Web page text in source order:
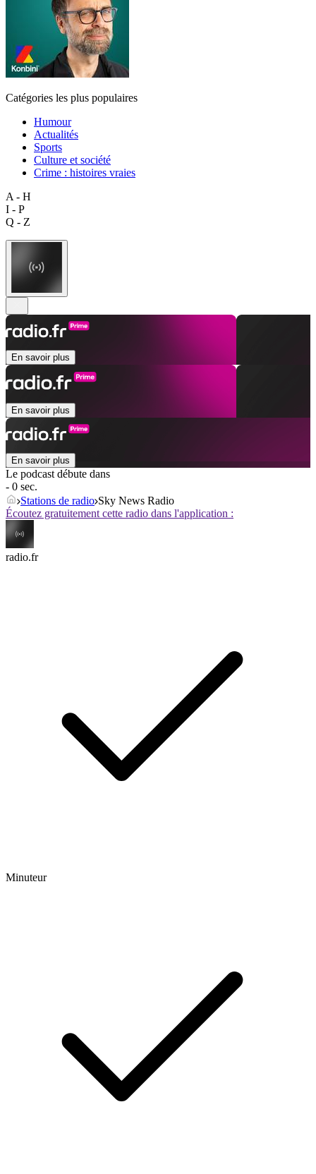
Catégories les plus populaires
Humour
Actualités
Sports
Culture et société
Crime : histoires vraies
A - H
I - P
Q - Z
En savoir plus
En savoir plus
En savoir plus
Le podcast débute dans
- 0 sec.
Stations de radio Sky News Radio
Écoutez gratuitement cette radio dans l'application :
radio.fr
Minuteur